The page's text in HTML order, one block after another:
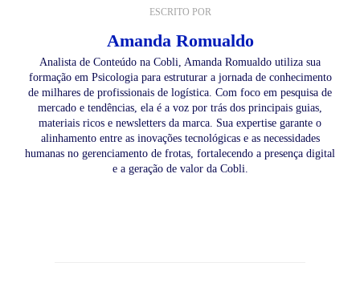
ESCRITO POR
Amanda Romualdo
Analista de Conteúdo na Cobli, Amanda Romualdo utiliza sua
formação em Psicologia para estruturar a jornada de conhecimento
de milhares de profissionais de logística. Com foco em pesquisa de
mercado e tendências, ela é a voz por trás dos principais guias,
materiais ricos e newsletters da marca. Sua expertise garante o
alinhamento entre as inovações tecnológicas e as necessidades
humanas no gerenciamento de frotas, fortalecendo a presença digital
e a geração de valor da Cobli.